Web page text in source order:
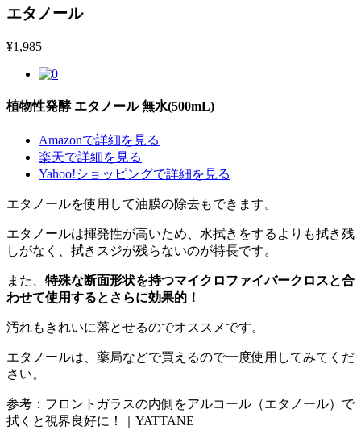
エタノール
¥1,985
植物性発酵 エタノール 無水(500mL)
Amazonで詳細を見る
楽天で詳細を見る
Yahoo!ショッピングで詳細を見る
エタノールを使用して油膜の除去もできます。
エタノールは揮発性が高いため、水拭きをするよりも拭き残
しがなく、拭きスジが残らないのが特長です。
また、 特殊な断面形状を持つマイクロファイバークロスと合
わせて使用するとさらに効果的！
汚れもきれいに落とせるのでオススメです。
エタノールは、薬局などで買えるので一度使用してみてくだ
さい。
参考：フロントガラスの内側をアルコール（エタノール）で
拭くと視界良好に！｜YATTANE